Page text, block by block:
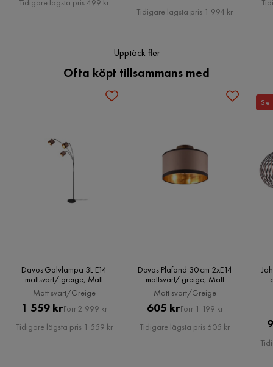
Färgnamn Mattsvart,Gråbrun
230 volts
Energieffektivitetsklass
Dimmer Ej dimmbar
Sockel
Tidigare lägsta pris 499 kr
Pris
Tidigare lägsta pris 1 994 kr
Upptäck fler
Ofta köpt tillsammans med
Davos Golvlampa 3L E14
mattsvart/ greige, Matt
svart/Greige
Matt svart/Greige
Pris
1 559 krOriginal
Pris
Förr 2 999 kr
Tidigare lägsta pris 1 559 kr
Davos Plafond 30 cm 2xE14
mattsvart/ greige, Matt
svart/Greige
Matt svart/Greige
Pris
605 kr Original
Pris
Förr 1 199 kr
Tidigare lägsta pris 605 kr
Se